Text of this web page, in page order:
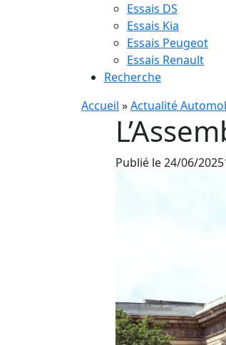
Essais DS
Essais Kia
Essais Peugeot
Essais Renault
Recherche
Accueil »Actualité
Publié le24/06/2025